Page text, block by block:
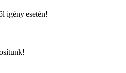
igény esetén!